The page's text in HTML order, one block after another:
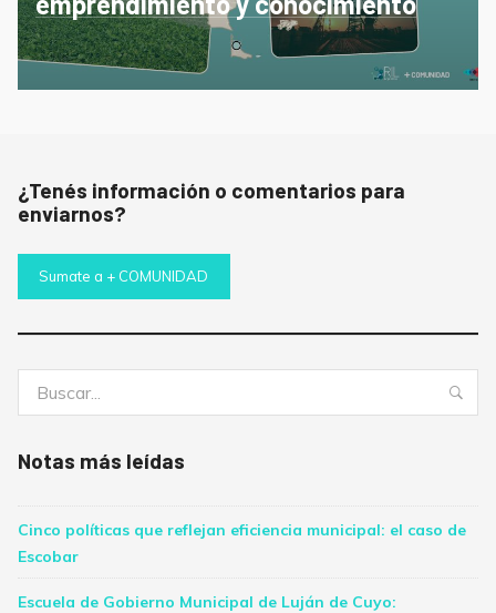
¿Tenés información o comentarios para
enviarnos?
Sumate a + COMUNIDAD
Notas más leídas
Cinco políticas que reflejan eficiencia municipal: el caso de
Escobar
Escuela de Gobierno Municipal de Luján de Cuyo: